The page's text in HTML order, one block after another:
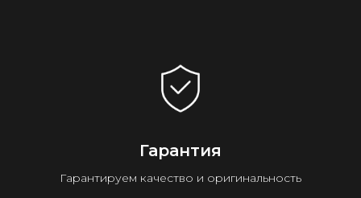
Гарантия
Гарантируем качество и оригинальность